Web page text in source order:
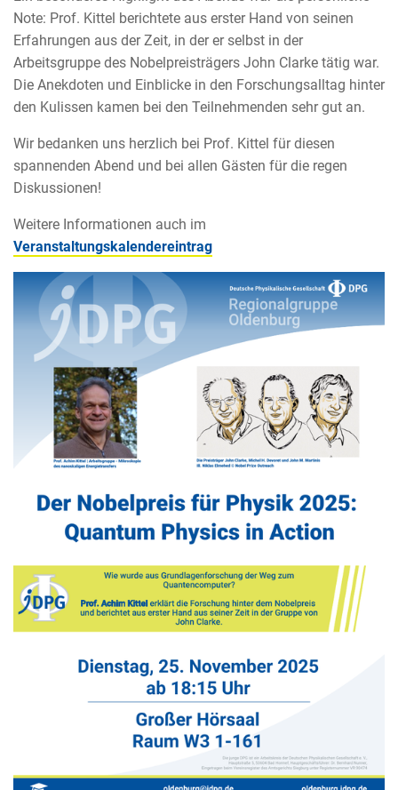
Note: Prof. Kittel berichtete aus erster Hand von seinen
Erfahrungen aus der Zeit, in der er selbst in der
Arbeitsgruppe des Nobelpreisträgers John Clarke tätig war.
Die Anekdoten und Einblicke in den Forschungsalltag hinter
den Kulissen kamen bei den Teilnehmenden sehr gut an.
Wir bedanken uns herzlich bei Prof. Kittel für diesen
spannenden Abend und bei allen Gästen für die regen
Diskussionen!
Weitere Informationen auch im
Veranstaltungskalendereintrag